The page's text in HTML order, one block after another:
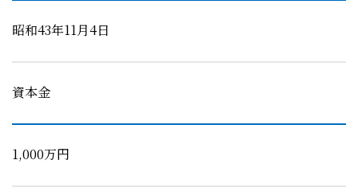
昭和43年11月4日
資本金
1,000万円